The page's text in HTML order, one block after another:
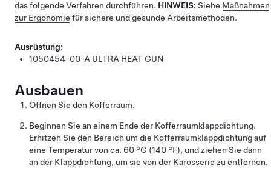
das folgende Verfahren durchführen. HINWEIS: Siehe Maßnahmen
zur Ergonomie für sichere und gesunde Arbeitsmethoden.
Ausrüstung:
1050454-00-A ULTRA HEAT GUN
Ausbauen
Öffnen Sie den Kofferraum.
Beginnen Sie an einem Ende der Kofferraumklappdichtung.
Erhitzen Sie den Bereich um die Kofferraumklappdichtung auf
eine Temperatur von ca. 60 °C (140 °F), und ziehen Sie dann
an der Klappdichtung, um sie von der Karosserie zu entfernen.